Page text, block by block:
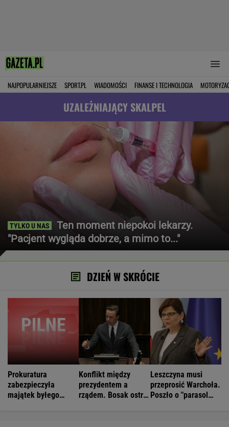
NAJPOPULARNIEJSZE SPORT.PL WIADOMOŚCI FINANSE I TECHNOLOGIA
UZALEŻNIAJĄCY SKALPEL
Ten moment niepokoi lekarzy.
"Pacjent wygląda dobrze, a mimo to..."
DZIEŃ W SKRÓCIE
Prokuratura
zabezpieczyła
majątek byłego
Konflikt między
prezydentem a
rządem. Bosak ostro
Leszczyna musi
przeprosić Warchoła.
Poszło o "parasol